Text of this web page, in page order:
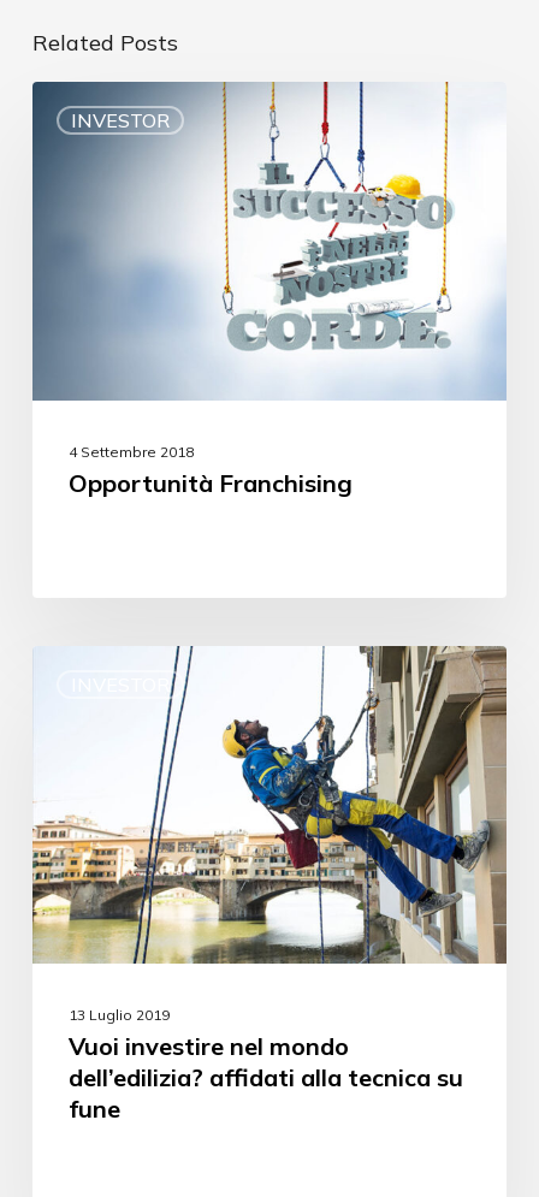
Related Posts
INVESTOR
4 Settembre 2018
Opportunità Franchising
13 Luglio 2019
Vuoi investire nel mondo
dell’edilizia? affidati alla tecnica su
fune